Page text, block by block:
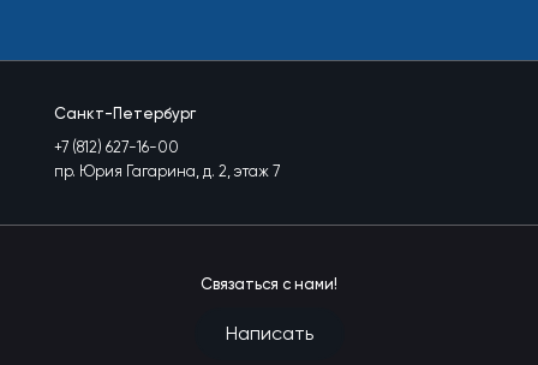
Санкт-Петербург
+7 (812) 627-16-00
пр. Юрия Гагарина, д. 2, этаж 7
Связаться с нами!
Написать